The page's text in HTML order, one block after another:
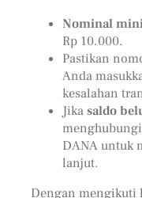
Nominal
Rp 10.000.
Pastikan
Anda
kesalahan
Jikasaldo
DANA untuk
lanjut.
Dengan mengikuti